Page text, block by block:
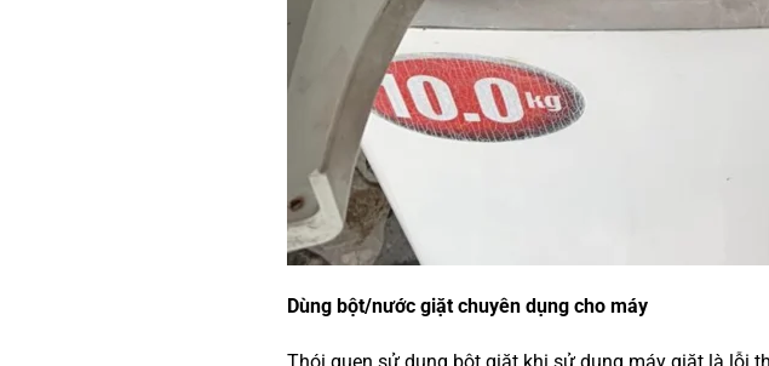
Dùng bột/nước giặt chuyên dụng cho máy